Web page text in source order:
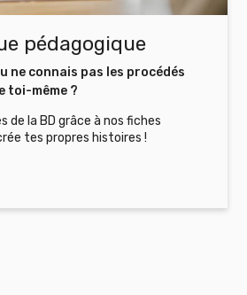
pédagogique
ne connais pas les procédés
toi-même ?
de la BD grâce à nos fiches
tes propres histoires !